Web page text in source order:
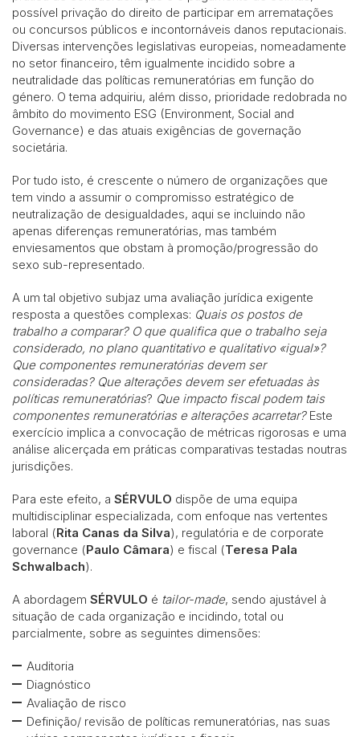
possível privação do direito de participar em arrematações
ou concursos públicos e incontornáveis danos reputacionais.
Diversas intervenções legislativas europeias, nomeadamente
no setor financeiro, têm igualmente incidido sobre a
neutralidade das políticas remuneratórias em função do
género. O tema adquiriu, além disso, prioridade redobrada no
âmbito do movimento ESG (Environment, Social and
Governance) e das atuais exigências de governação
societária.
Por tudo isto, é crescente o número de organizações que
tem vindo a assumir o compromisso estratégico de
neutralização de desigualdades, aqui se incluindo não
apenas diferenças remuneratórias, mas também
enviesamentos que obstam à promoção/progressão do
sexo sub-representado.
A um tal objetivo subjaz uma avaliação jurídica exigente
resposta a questões complexas: Quais os postos de
trabalho a comparar? O que qualifica que o trabalho seja
considerado, no plano quantitativo e qualitativo «igual»?
Que componentes remuneratórias devem ser
consideradas? Que alterações devem ser efetuadas às
políticas remuneratórias? Que impacto fiscal podem tais
componentes remuneratórias e alterações acarretar?Este
exercício implica a convocação de métricas rigorosas e uma
análise alicerçada em práticas comparativas testadas noutras
jurisdições.
Para este efeito, a SÉRVULO dispõe de uma equipa
multidisciplinar especializada, com enfoque nas vertentes
laboral (Rita Canas da Silva), regulatória e de corporate
governance (Paulo Câmara) e fiscal (Teresa Pala
Schwalbach).
A abordagem SÉRVULO é tailor-made, sendo ajustável à
situação de cada organização e incidindo, total ou
parcialmente, sobre as seguintes dimensões:
Auditoria
Diagnóstico
Avaliação de risco
Definição/ revisão de políticas remuneratórias, nas suas